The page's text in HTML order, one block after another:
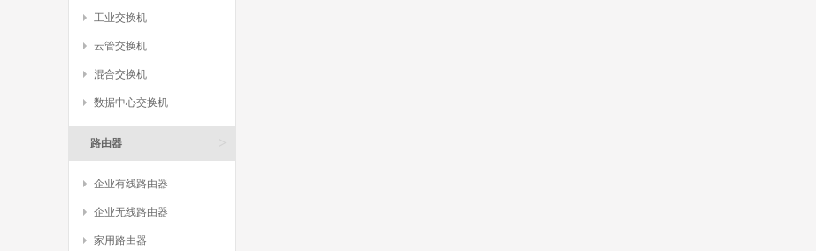
工业交换机
云管交换机
混合交换机
数据中心交换机
路由器
企业有线路由器
企业无线路由器
家用路由器